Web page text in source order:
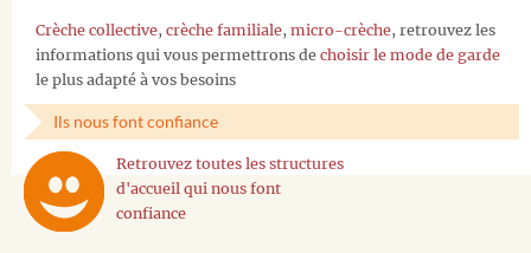
Crèche collective, crèche familiale, micro-crèche, retrouvez les
informations qui vous permettrons de choisir le mode de garde
le plus adapté à vos besoins
Ils nous font confiance
Retrouvez toutes les structures
d'accueil qui nous font
confiance